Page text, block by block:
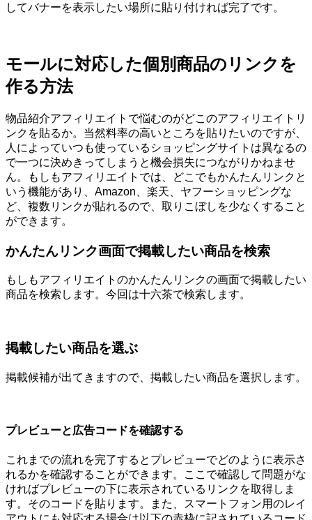
してバナーを表示したい場所に貼り付ければ完了です。
モールに対応した個別商品のリンクを
作る方法
物品紹介アフィリエイトで悩むのがどこのアフィリエイトリ
ンクを貼るか。当然料率の高いところを貼りたいのですが、
人によっていつも使っているショッピングサイトは異なるの
で一つに決めきってしまうと機会損失につながりかねませ
ん。もしもアフィリエイトでは、どこでもかんたんリンクと
いう機能があり、Amazon、楽天、ヤフーショッピングな
ど、複数リンクが貼れるので、取りこぼしを少なくすること
ができます。
かんたんリンク画面で掲載したい商品を検索
もしもアフィリエイトのかんたんリンクの画面で掲載したい
商品を検索します。今回は十六茶で検索します。
掲載したい商品を選ぶ
掲載候補が出てきますので、掲載したい商品を選択します。
プレビューと広告コードを確認する
これまでの流れを完了するとプレビューでどのように表示さ
れるかを確認することができます。ここで確認して問題がな
ければプレビューの下に表示されているリンクを取得しま
す。そのコードを貼ります。また、スマートフォン用のレイ